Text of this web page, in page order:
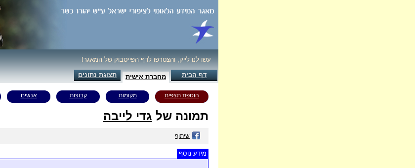
עשו לנו לייק, והצטרפו לדף הפייסבוק של המאגר!
דף הבית מחברת אישית תצוגת נתונים
הוספת תצפית מקומות קבוצות אנשים
תמונה של גדי לייבה
שיתוף
מידע נוסף